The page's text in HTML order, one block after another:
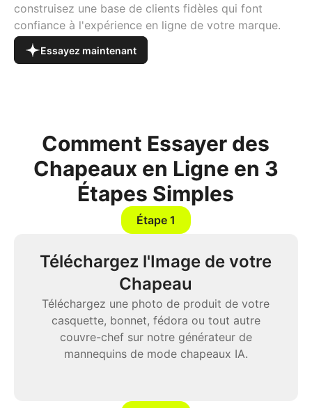
construisez une base de clients fidèles qui font
confiance à l'expérience en ligne de votre marque.
Essayez maintenant
Comment Essayer des
Chapeaux en Ligne en 3
Étapes Simples
Étape 1
Téléchargez l'Image de votre
Chapeau
Téléchargez une photo de produit de votre
casquette, bonnet, fédora ou tout autre
couvre-chef sur notre générateur de
mannequins de mode chapeaux IA.